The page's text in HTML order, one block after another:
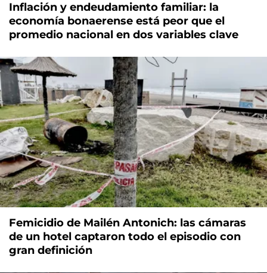
Inflación y endeudamiento familiar: la
economía bonaerense está peor que el
promedio nacional en dos variables clave
Femicidio de Mailén Antonich: las cámaras
de un hotel captaron todo el episodio con
gran definición